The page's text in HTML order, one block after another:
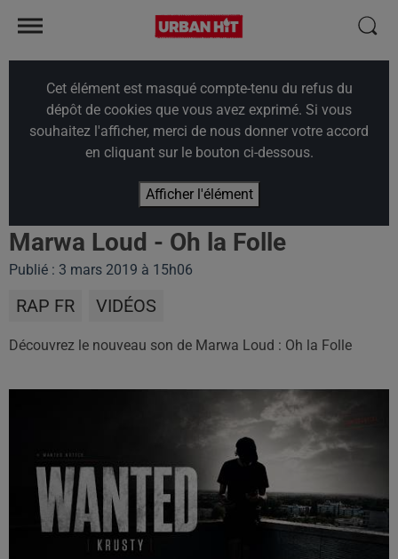
Cet élément est masqué compte-tenu du refus du
dépôt de cookies que vous avez exprimé. Si vous
souhaitez l'afficher, merci de nous donner votre accord
en cliquant sur le bouton ci-dessous.
Afficher l'élément
Marwa Loud - Oh la Folle
Publié : 3 mars 2019 à 15h06
RAP FR VIDÉOS
Découvrez le nouveau son de Marwa Loud : Oh la Folle